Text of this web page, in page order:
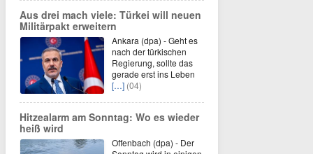
Aus drei mach viele: Türkei will neuen
Militärpakt erweitern
Ankara (dpa) - Geht es
nach der türkischen
Regierung, sollte das
gerade erst ins Leben
[…] (04)
Hitzealarm am Sonntag: Wo es wieder
heiß wird
Offenbach (dpa) - Der